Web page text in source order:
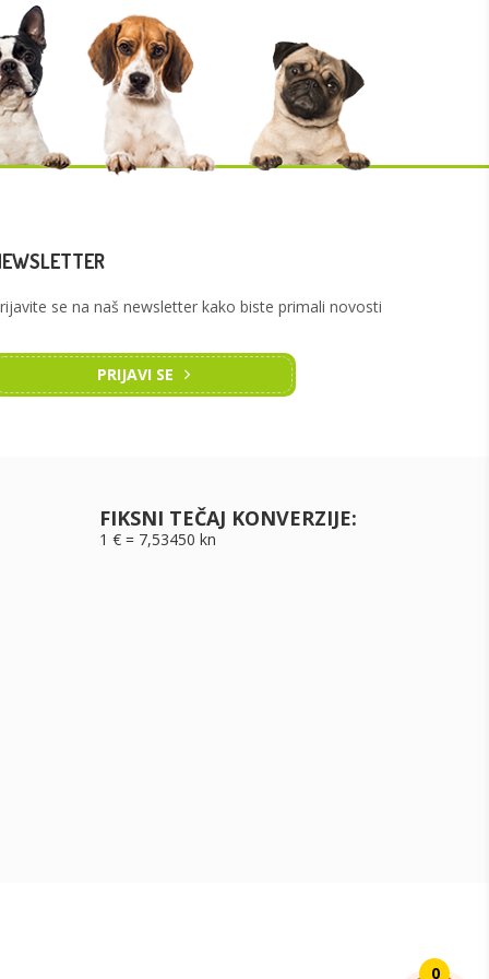
0
se na naš newsletter kako biste primali novosti
PRIJAVI SE
FIKSNI TEČAJ KONVERZIJE:
1 € = 7,53450 kn